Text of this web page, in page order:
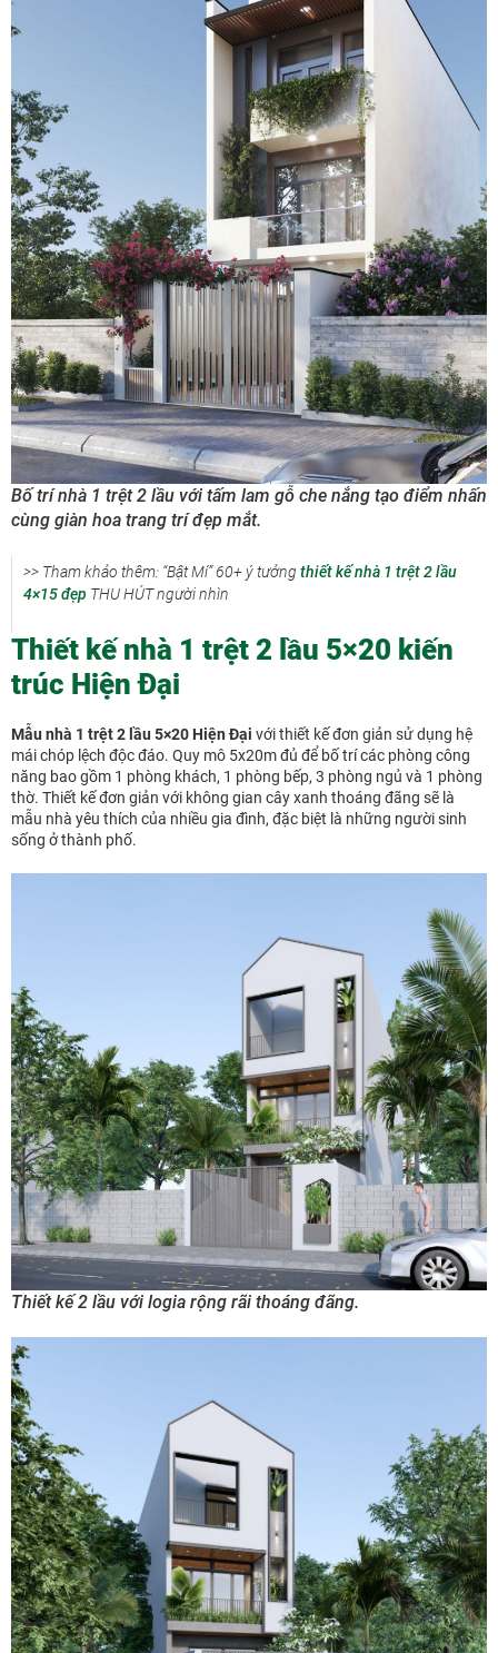
Bố trí nhà 1 trệt 2 lầu với tấm lam gỗ che nắng tạo điểm nhấn
cùng giàn hoa trang trí đẹp mắt.
>> Tham khảo thêm: “Bật Mí” 60+ ý tưởng thiết kế nhà 1 trệt 2 lầu
4×15 đẹp THU HÚT người nhìn
Thiết kế nhà 1 trệt 2 lầu 5×20 kiến
trúc Hiện Đại
Mẫu nhà 1 trệt 2 lầu 5×20 Hiện Đại với thiết kế đơn giản sử dụng hệ
mái chóp lệch độc đáo. Quy mô 5x20m đủ để bố trí các phòng công
năng bao gồm 1 phòng khách, 1 phòng bếp, 3 phòng ngủ và 1 phòng
thờ. Thiết kế đơn giản với không gian cây xanh thoáng đãng sẽ là
mẫu nhà yêu thích của nhiều gia đình, đặc biệt là những người sinh
sống ở thành phố.
Thiết kế 2 lầu với logia rộng rãi thoáng đãng.